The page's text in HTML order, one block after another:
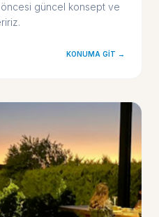
öncesi güncel konsept ve
KONUMA GIT →